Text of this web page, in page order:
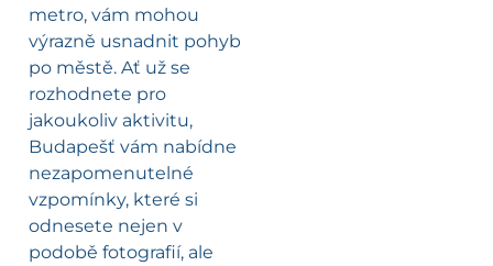
metro, vám mohou
výrazně usnadnit pohyb
po městě. Ať už se
rozhodnete pro
jakoukoliv aktivitu,
Budapešť vám nabídne
nezapomenutelné
vzpomínky, které si
odnesete nejen v
podobě fotografií, ale